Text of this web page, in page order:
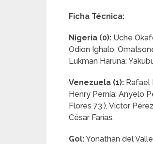
Ficha Técnica:
Nigeria (0): Uche
Odion Ighalo,
Lukman Haruna;
Venezuela (1): Rafael
Henry Pernía; Anyelo
Flores 73′), Víctor
César Farías.
Gol:Yonathan del Valle